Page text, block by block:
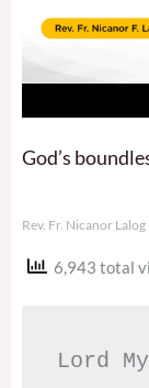
God’s
Rev. Fr. Nicanor Lalog
6,943 total
Lord